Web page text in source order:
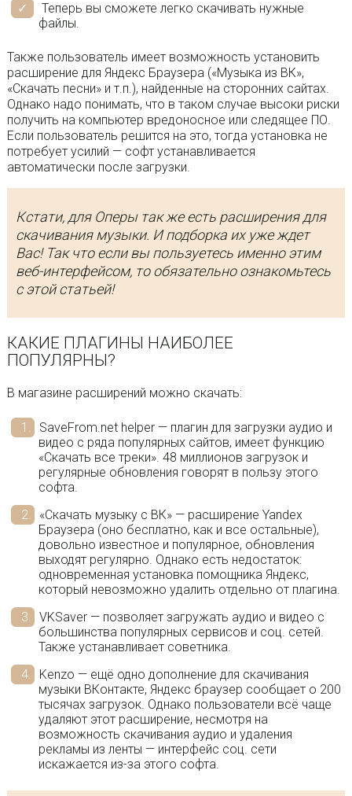
Теперь вы сможете легко скачивать нужные
файлы.
Также пользователь имеет возможность установить
расширение для Яндекс Браузера («Музыка из ВК»,
«Скачать песни» и т.п.), найденные на сторонних сайтах.
Однако надо понимать, что в таком случае высоки риски
получить на компьютер вредоносное или следящее ПО.
Если пользователь решится на это, тогда установка не
потребует усилий — софт устанавливается
автоматически после загрузки.
Кстати, для Оперы так же есть расширения для
скачивания музыки. И подборка их уже ждет
Вас! Так что если вы пользуетесь именно этим
веб-интерфейсом, то обязательно ознакомьтесь
с этой статьей!
КАКИЕ ПЛАГИНЫ НАИБОЛЕЕ
ПОПУЛЯРНЫ?
В магазине расширений можно скачать:
SaveFrom.net helper — плагин для загрузки аудио и
видео с ряда популярных сайтов, имеет функцию
«Скачать все треки». 48 миллионов загрузок и
регулярные обновления говорят в пользу этого
софта.
«Скачать музыку с ВК» — расширение Yandex
Браузера (оно бесплатно, как и все остальные),
довольно известное и популярное, обновления
выходят регулярно. Однако есть недостаток:
одновременная установка помощника Яндекс,
который невозможно удалить отдельно от плагина.
VKSaver — позволяет загружать аудио и видео с
большинства популярных сервисов и соц. сетей.
Также устанавливает советника.
Kenzo — ещё одно дополнение для скачивания
музыки ВКонтакте, Яндекс браузер сообщает о 200
тысячах загрузок. Однако пользователи всё чаще
удаляют этот расширение, несмотря на
возможность скачивания аудио и удаления
рекламы из ленты — интерфейс соц. сети
искажается из-за этого софта.